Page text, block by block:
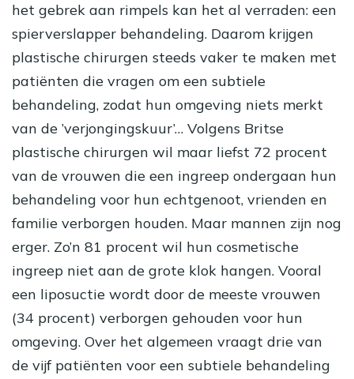
het gebrek aan rimpels kan het al verraden: een
spierverslapper behandeling. Daarom krijgen
plastische chirurgen steeds vaker te maken met
patiënten die vragen om een subtiele
behandeling, zodat hun omgeving niets merkt
van de ’verjongingskuur’… Volgens Britse
plastische chirurgen wil maar liefst 72 procent
van de vrouwen die een ingreep ondergaan hun
behandeling voor hun echtgenoot, vrienden en
familie verborgen houden. Maar mannen zijn nog
erger. Zo’n 81 procent wil hun cosmetische
ingreep niet aan de grote klok hangen. Vooral
een liposuctie wordt door de meeste vrouwen
(34 procent) verborgen gehouden voor hun
omgeving. Over het algemeen vraagt drie van
de vijf patiënten voor een subtiele behandeling